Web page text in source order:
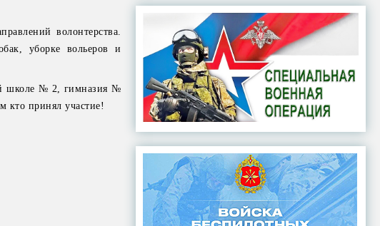
волонтерства.
уборке вольеров и
школе № 2, гимназия №
кто принял участие!